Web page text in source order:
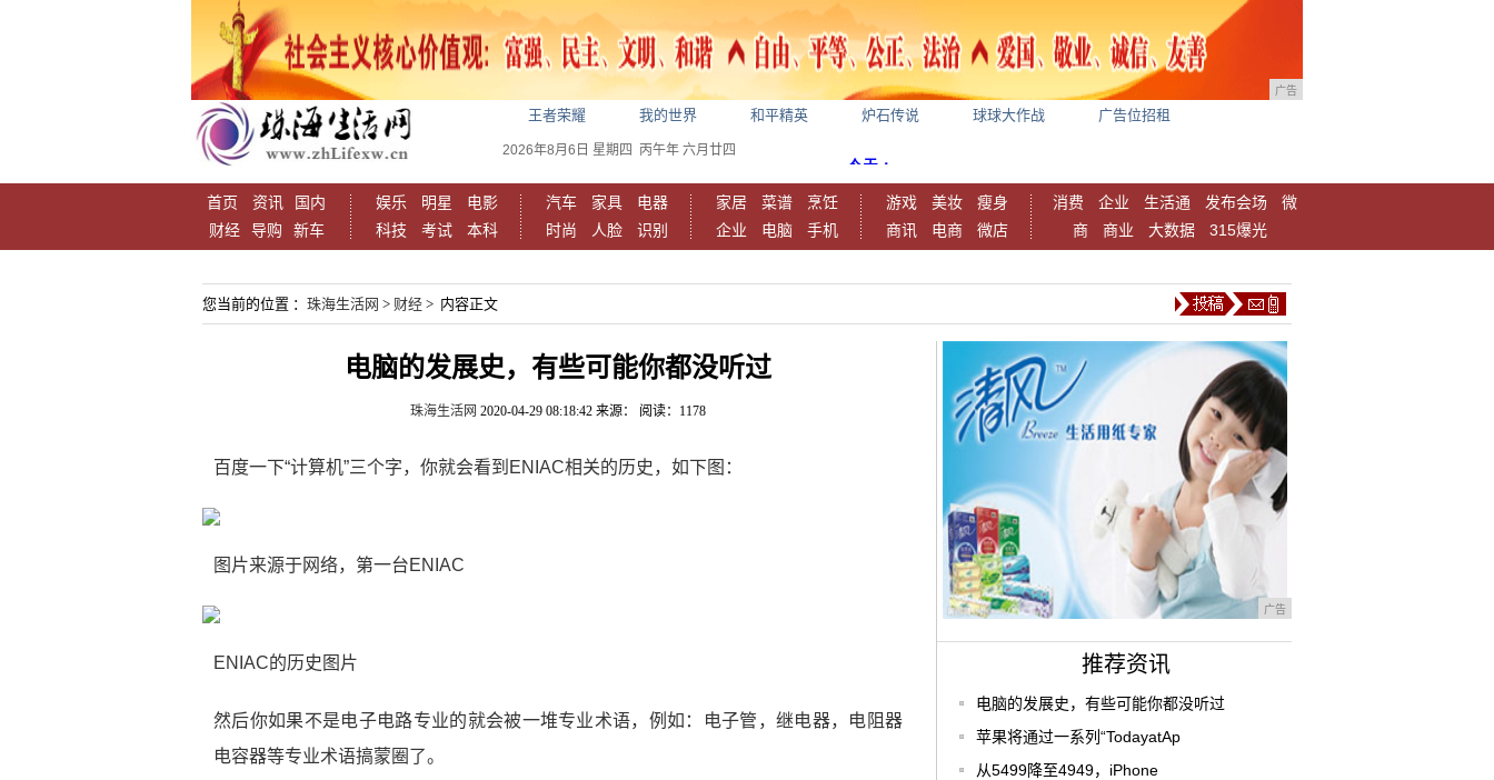
广告
王者荣耀 我的世界 和平精英 炉石传说 球球大作战 广告位招租
2026年8月6日 星期四 丙午年 六月廿四
首页 资讯
国内
财经
导购 新车
娱乐 明星
电影
科技
考试 本科
汽车 家具
电器
时尚
人脸 识别
家居 菜谱
烹饪
企业
电脑 手机
游戏 美妆
瘦身
商讯
电商 微店
消费 企业 生活通 发布会场
微
商
商业 大数据 315爆光
您当前的位置 ： 珠海生活网 > 财经 > 内容正文
电脑的发展史，有些可能你都没听过
珠海生活网 2020-04-29 08:18:42 来源： 阅读：1178
百度一下“计算机”三个字，你就会看到ENIAC相关的历史，如下图：
图片来源于网络，第一台ENIAC
ENIAC的历史图片
然后你如果不是电子电路专业的就会被一堆专业术语，例如：电子管，继电器，电阻器
电容器等专业术语搞蒙圈了。
广告
推荐资讯
电脑的发展史，有些可能你都没听过
苹果将通过一系列“TodayatAp
从5499降至4949，iPhone